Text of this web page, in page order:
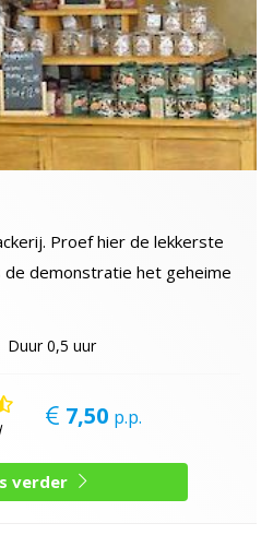
Proef hier de lekkerste
demonstratie het geheime
Duur0,5 uur
7,50 p.p.
verder